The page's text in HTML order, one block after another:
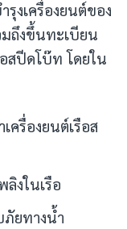
งเครื่องยนต์ของ
มถึงขึ้นทะเบียน
สปีดโบ๊ท โดยใน
ครื่องยนต์เรือส
ลิงในเรือ
ยทางน้ำ